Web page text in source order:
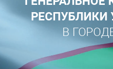
РЕСПУБЛИКИ
В